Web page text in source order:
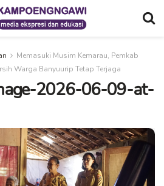
Memasuki Musim Kemarau, Pemkab
Warga Banyuurip Tetap Terjaga
2026-06-09-at-